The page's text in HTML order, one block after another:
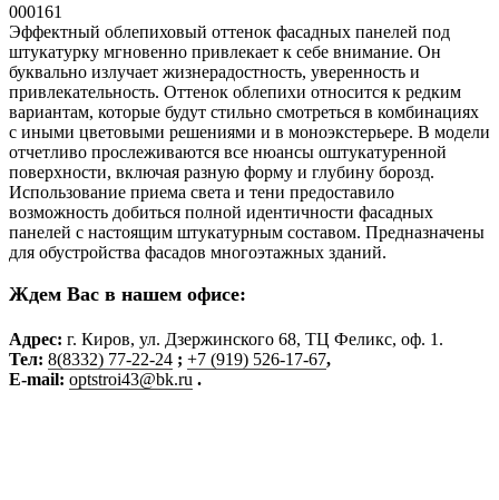
000161
Эффектный облепиховый оттенок фасадных панелей под
штукатурку мгновенно привлекает к себе внимание. Он
буквально излучает жизнерадостность, уверенность и
привлекательность. Оттенок облепихи относится к редким
вариантам, которые будут стильно смотреться в комбинациях
с иными цветовыми решениями и в моноэкстерьере. В модели
отчетливо прослеживаются все нюансы оштукатуренной
поверхности, включая разную форму и глубину борозд.
Использование приема света и тени предоставило
возможность добиться полной идентичности фасадных
панелей с настоящим штукатурным составом. Предназначены
для обустройства фасадов многоэтажных зданий.
Ждем Вас в нашем офисе:
Адрес: г. Киров, ул. Дзержинского 68, ТЦ Феликс, оф. 1.
Тел: 8(8332) 77-22-24 ; +7 (919) 526-17-67,
E-mail: optstroi43@bk.ru .